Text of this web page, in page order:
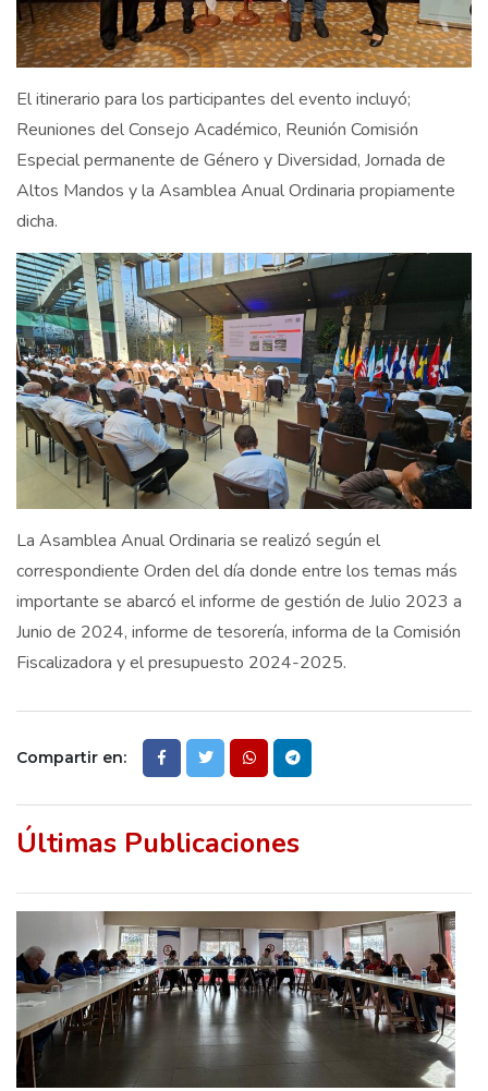
El itinerario para los participantes del evento incluyó;
Reuniones del Consejo Académico, Reunión Comisión
Especial permanente de Género y Diversidad, Jornada de
Altos Mandos y la Asamblea Anual Ordinaria propiamente
dicha.
La Asamblea Anual Ordinaria se realizó según el
correspondiente Orden del día donde entre los temas más
importante se abarcó el informe de gestión de Julio 2023 a
Junio de 2024, informe de tesorería, informa de la Comisión
Fiscalizadora y el presupuesto 2024-2025.
Compartir en:
Últimas Publicaciones